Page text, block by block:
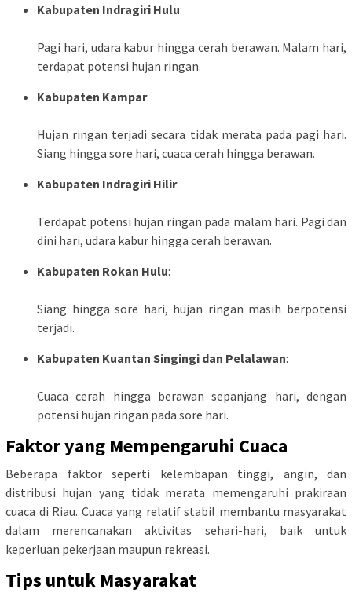
Kabupaten Indragiri Hulu:
Pagi hari, udara kabur hingga cerah berawan. Malam hari,
terdapat potensi hujan ringan.
Kabupaten Kampar:
Hujan ringan terjadi secara tidak merata pada pagi hari.
Siang hingga sore hari, cuaca cerah hingga berawan.
Kabupaten Indragiri Hilir:
Terdapat potensi hujan ringan pada malam hari. Pagi dan
dini hari, udara kabur hingga cerah berawan.
Kabupaten Rokan Hulu:
Siang hingga sore hari, hujan ringan masih berpotensi
terjadi.
Kabupaten Kuantan Singingi dan Pelalawan:
Cuaca cerah hingga berawan sepanjang hari, dengan
potensi hujan ringan pada sore hari.
Faktor yang Mempengaruhi Cuaca
Beberapa faktor seperti kelembapan tinggi, angin, dan
distribusi hujan yang tidak merata memengaruhi prakiraan
cuaca di Riau. Cuaca yang relatif stabil membantu masyarakat
dalam merencanakan aktivitas sehari-hari, baik untuk
keperluan pekerjaan maupun rekreasi.
Tips untuk Masyarakat